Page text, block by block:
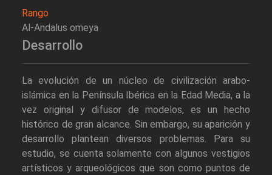
Rango
Al-Andalus omeya
Desarrollo
La evolución de un núcleo de civilización arabo-
islámica en la Península Ibérica en la Edad Media, a la
vez original y difusor de modelos, es un hecho
histórico de gran alcance. Sin embargo, su aparición y
desarrollo plantean diversos problemas. Para su
estudio, se cuenta solamente con algunos vestigios
artísticos y arqueológicos que son como puntos de